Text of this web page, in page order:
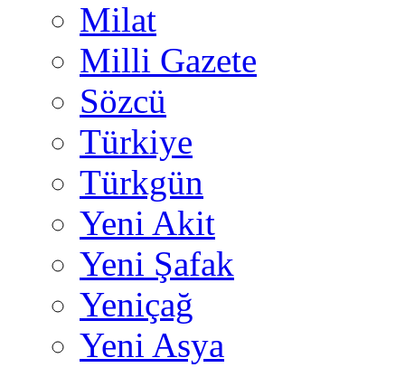
Milat
Milli Gazete
Sözcü
Türkiye
Türkgün
Yeni Akit
Yeni Şafak
Yeniçağ
Yeni Asya